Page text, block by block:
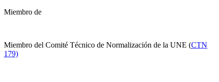
Miembro de
Miembro del Comité Técnico de Normalización de la UNE (CTN
179)